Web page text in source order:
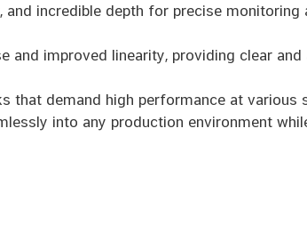
incredible depth for precise monitoring
improved linearity, providing clear and
demand high performance at various
into any production environment